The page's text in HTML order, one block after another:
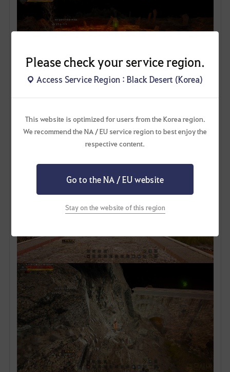
Please check your service region.
Access Service Region : Black Desert (Korea)
This website is optimized for users from the Korea region.
We recommend the NA / EU service region to best enjoy the
respective content.
Go to the NA / EU website
Stay on the website of this region
투명 발판 끝나고, 무너진 다리 위로 올라가야할 때
다리는 올라가기 힘드니, 그냥 왼편 끝 부분에 있는 바위 타고